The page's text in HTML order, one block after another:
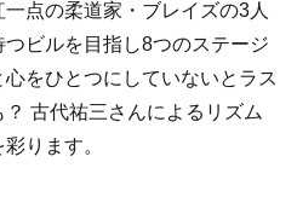
点の柔道家・ブレイズの3人
ビルを目指し8つのステージ
をひとつにしていないとラス
古代祐三さんによるリズム
ります。